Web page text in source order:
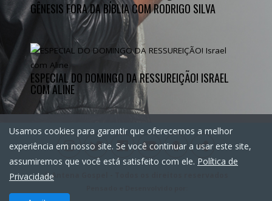
GÊNESIS FORA DA BÍBLIA COM RODRIGO SILVA
ESPECIAL DO DOMINGO DA RESSUREIÇÃO! ISRAEL
COM ALINE
©Antena Gospel
Usamos cookies para garantir que oferecemos a melhor
experiência em nosso site. Se você continuar a usar este site,
assumiremos que você está satisfeito com ele. Política de
Privacidade